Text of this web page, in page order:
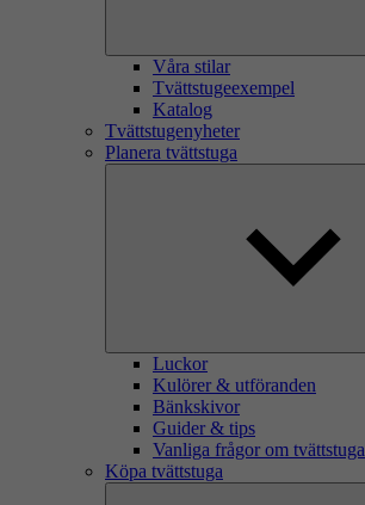
Våra stilar
Tvättstugeexempel
Katalog
Tvättstugenyheter
Planera tvättstuga
Luckor
Kulörer & utföranden
Bänkskivor
Guider & tips
Vanliga frågor om tvättstuga
Köpa tvättstuga